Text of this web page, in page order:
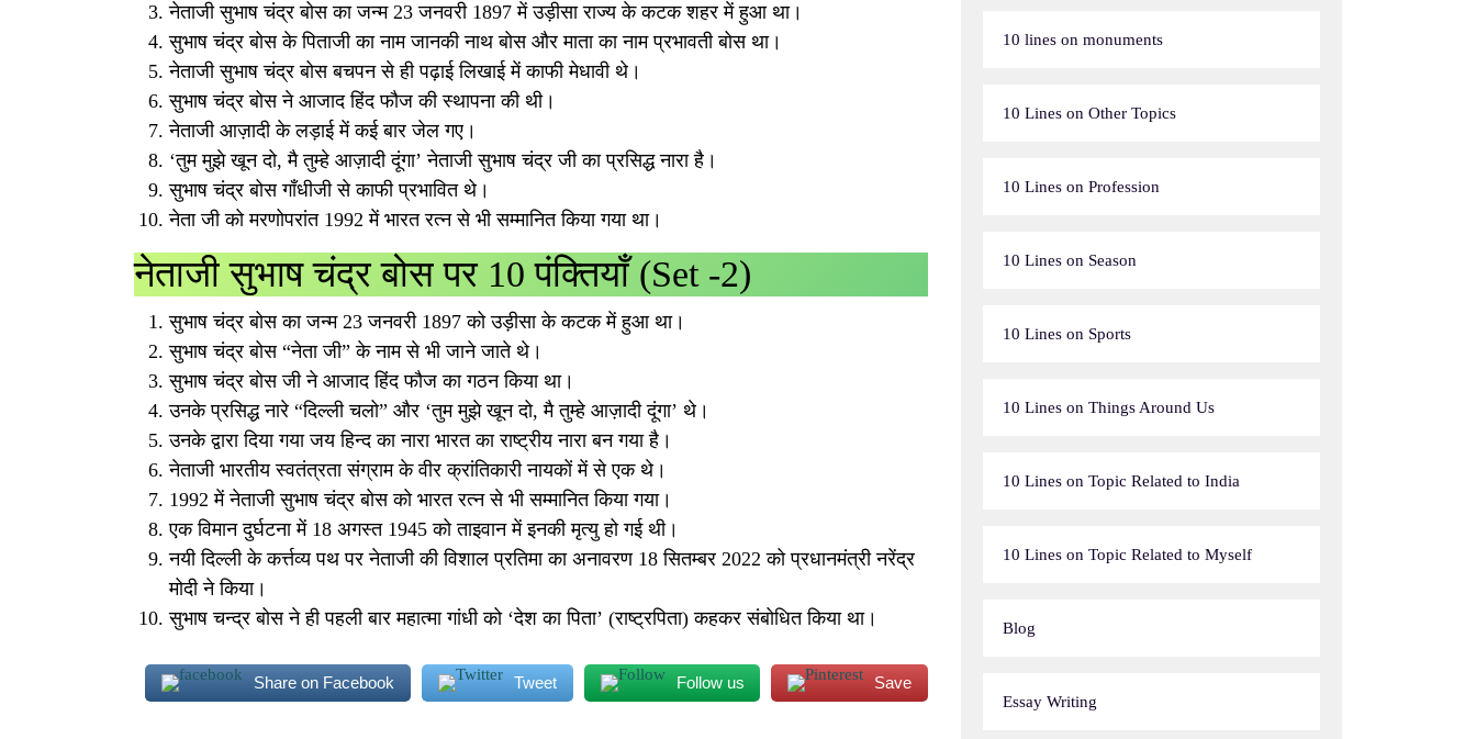
नेताजी सुभाष चंद्र बोस का जन्म 23 जनवरी 1897 में उड़ीसा राज्य के कटक शहर में हुआ था।
सुभाष चंद्र बोस के पिताजी का नाम जानकी नाथ बोस और माता का नाम प्रभावती बोस था।
नेताजी सुभाष चंद्र बोस बचपन से ही पढ़ाई लिखाई में काफी मेधावी थे।
सुभाष चंद्र बोस ने आजाद हिंद फौज की स्थापना की थी।
नेताजी आज़ादी के लड़ाई में कई बार जेल गए।
‘तुम मुझे खून दो, मै तुम्हे आज़ादी दूंगा’ नेताजी सुभाष चंद्र जी का प्रसिद्ध नारा है।
सुभाष चंद्र बोस गाँधीजी से काफी प्रभावित थे।
नेता जी को मरणोपरांत 1992 में भारत रत्न से भी सम्मानित किया गया था।
नेताजी सुभाष चंद्र बोस पर 10 पंक्तियाँ (Set -2)
सुभाष चंद्र बोस का जन्म 23 जनवरी 1897 को उड़ीसा के कटक में हुआ था।
सुभाष चंद्र बोस “नेता जी” के नाम से भी जाने जाते थे।
सुभाष चंद्र बोस जी ने आजाद हिंद फौज का गठन किया था।
उनके प्रसिद्ध नारे “दिल्ली चलो” और ‘तुम मुझे खून दो, मै तुम्हे आज़ादी दूंगा’ थे।
उनके द्वारा दिया गया जय हिन्द का नारा भारत का राष्ट्रीय नारा बन गया है।
नेताजी भारतीय स्वतंत्रता संग्राम के वीर क्रांतिकारी नायकों में से एक थे।
1992 में नेताजी सुभाष चंद्र बोस को भारत रत्न से भी सम्मानित किया गया।
एक विमान दुर्घटना में 18 अगस्त 1945 को ताइवान में इनकी मृत्यु हो गई थी।
नयी दिल्ली के कर्त्तव्य पथ पर नेताजी की विशाल प्रतिमा का अनावरण 18 सितम्बर 2022 को प्रधानमंत्री नरेंद्र
मोदी ने किया।
सुभाष चन्द्र बोस ने ही पहली बार महात्मा गांधी को ‘देश का पिता’ (राष्ट्रपिता) कहकर संबोधित किया था।
Share on Facebook Tweet Follow us Save
10 lines on monuments
10 Lines on Other Topics
10 Lines on Profession
10 Lines on Season
10 Lines on Sports
10 Lines on Things Around Us
10 Lines on Topic Related to India
10 Lines on Topic Related to Myself
Blog
Essay Writing